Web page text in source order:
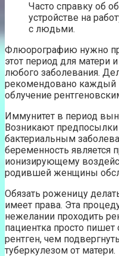
Часто справку об
устройстве на
с людьми.
Флюорографию нужно
этот период для матери
любого заболевания.
рекомендовано каждый
облучение
Иммунитет в период
Возникают
бактериальным
беременность является
ионизирующему
родившей женщины
Обязать роженицу
имеет права. Эта
нежелании проходить
пациентка просто
рентген, чем
туберкулезом от матери.